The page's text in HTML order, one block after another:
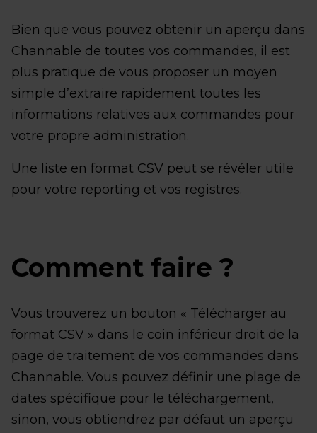
Bien que vous pouvez obtenir un aperçu dans
Channable de toutes vos commandes, il est
plus pratique de vous proposer un moyen
simple d’extraire rapidement toutes les
informations relatives aux commandes pour
votre propre administration.
Une liste en format CSV peut se révéler utile
pour votre reporting et vos registres.
Comment faire ?
Vous trouverez un bouton « Télécharger au
format CSV » dans le coin inférieur droit de la
page de traitement de vos commandes dans
Channable. Vous pouvez définir une plage de
dates spécifique pour le téléchargement,
sinon, vous obtiendrez par défaut un aperçu